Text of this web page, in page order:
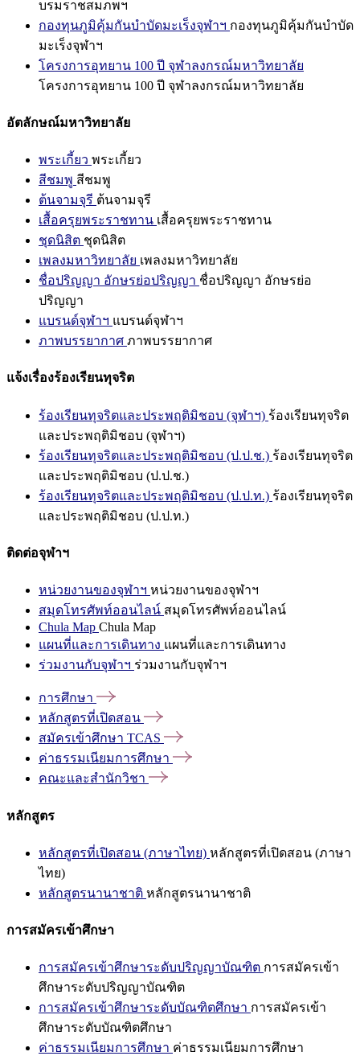
บรมราชสมภพฯ
กองทุนภูมิคุ้มกันบำบัดมะเร็งจุฬาฯ กองทุนภูมิคุ้มกันบำบัด
มะเร็งจุฬาฯ
โครงการอุทยาน 100 ปี จุฬาลงกรณ์มหาวิทยาลัย
โครงการอุทยาน 100 ปี จุฬาลงกรณ์มหาวิทยาลัย
อัตลักษณ์มหาวิทยาลัย
พระเกี้ยว พระเกี้ยว
สีชมพู สีชมพู
ต้นจามจุรี ต้นจามจุรี
เสื้อครุยพระราชทาน เสื้อครุยพระราชทาน
ชุดนิสิต ชุดนิสิต
เพลงมหาวิทยาลัย เพลงมหาวิทยาลัย
ชื่อปริญญา อักษรย่อปริญญา ชื่อปริญญา อักษรย่อ
ปริญญา
แบรนด์จุฬาฯ แบรนด์จุฬาฯ
ภาพบรรยากาศ ภาพบรรยากาศ
แจ้งเรื่องร้องเรียนทุจริต
ร้องเรียนทุจริตและประพฤติมิชอบ (จุฬาฯ) ร้องเรียนทุจริต
และประพฤติมิชอบ (จุฬาฯ)
ร้องเรียนทุจริตและประพฤติมิชอบ (ป.ป.ช.) ร้องเรียนทุจริต
และประพฤติมิชอบ (ป.ป.ช.)
ร้องเรียนทุจริตและประพฤติมิชอบ (ป.ป.ท.) ร้องเรียนทุจริต
และประพฤติมิชอบ (ป.ป.ท.)
ติดต่อจุฬาฯ
หน่วยงานของจุฬาฯ หน่วยงานของจุฬาฯ
สมุดโทรศัพท์ออนไลน์ สมุดโทรศัพท์ออนไลน์
Chula Map Chula Map
แผนที่และการเดินทาง แผนที่และการเดินทาง
ร่วมงานกับจุฬาฯ ร่วมงานกับจุฬาฯ
การศึกษา
หลักสูตรที่เปิดสอน
สมัครเข้าศึกษา TCAS
ค่าธรรมเนียมการศึกษา
คณะและสำนักวิชา
หลักสูตร
หลักสูตรที่เปิดสอน (ภาษาไทย) หลักสูตรที่เปิดสอน (ภาษา
ไทย)
หลักสูตรนานาชาติ หลักสูตรนานาชาติ
การสมัครเข้าศึกษา
การสมัครเข้าศึกษาระดับปริญญาบัณฑิต การสมัครเข้า
ศึกษาระดับปริญญาบัณฑิต
การสมัครเข้าศึกษาระดับบัณฑิตศึกษา การสมัครเข้า
ศึกษาระดับบัณฑิตศึกษา
ค่าธรรมเนียมการศึกษา ค่าธรรมเนียมการศึกษา